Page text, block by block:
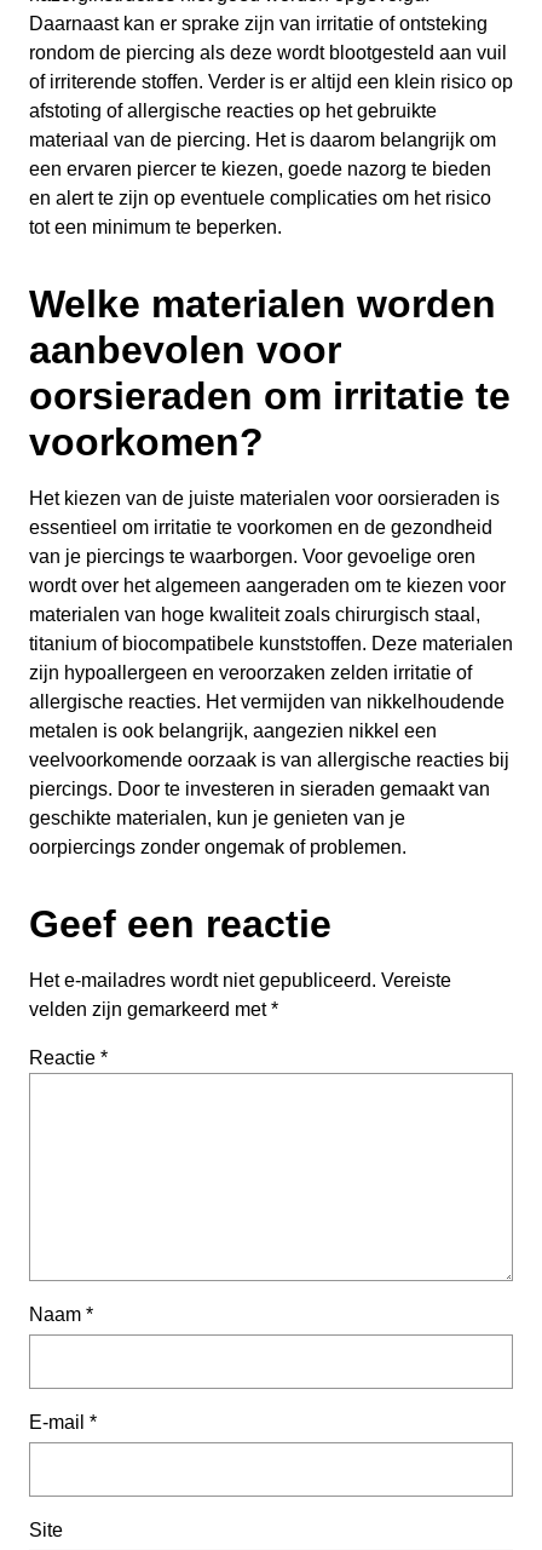
Daarnaast kan er sprake zijn van irritatie of ontsteking
rondom de piercing als deze wordt blootgesteld aan vuil
of irriterende stoffen. Verder is er altijd een klein risico op
afstoting of allergische reacties op het gebruikte
materiaal van de piercing. Het is daarom belangrijk om
een ervaren piercer te kiezen, goede nazorg te bieden
en alert te zijn op eventuele complicaties om het risico
tot een minimum te beperken.
Welke materialen worden
aanbevolen voor
oorsieraden om irritatie te
voorkomen?
Het kiezen van de juiste materialen voor oorsieraden is
essentieel om irritatie te voorkomen en de gezondheid
van je piercings te waarborgen. Voor gevoelige oren
wordt over het algemeen aangeraden om te kiezen voor
materialen van hoge kwaliteit zoals chirurgisch staal,
titanium of biocompatibele kunststoffen. Deze materialen
zijn hypoallergeen en veroorzaken zelden irritatie of
allergische reacties. Het vermijden van nikkelhoudende
metalen is ook belangrijk, aangezien nikkel een
veelvoorkomende oorzaak is van allergische reacties bij
piercings. Door te investeren in sieraden gemaakt van
geschikte materialen, kun je genieten van je
oorpiercings zonder ongemak of problemen.
Geef een reactie
Het e-mailadres wordt niet gepubliceerd. Vereiste
velden zijn gemarkeerd met*
Reactie *
Naam *
E-mail *
Site